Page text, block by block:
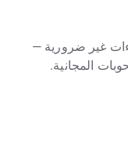
غير ضرورية —
المجانية.